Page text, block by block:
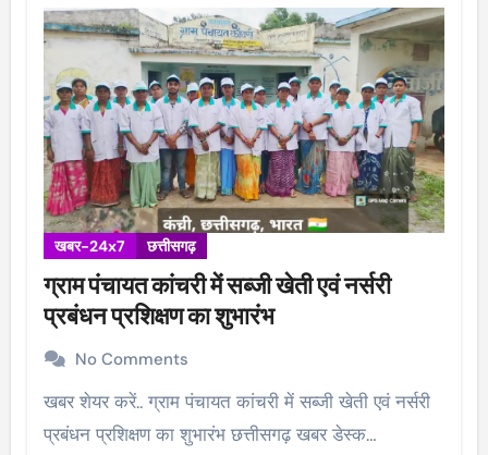
खबर-24x7 छत्तीसगढ़
ग्राम पंचायत कांचरी में सब्जी खेती एवं नर्सरी
प्रबंधन प्रशिक्षण का शुभारंभ
No Comments
खबर शेयर करें.. ग्राम पंचायत कांचरी में सब्जी खेती एवं नर्सरी
प्रबंधन प्रशिक्षण का शुभारंभ छत्तीसगढ़ खबर डेस्क…